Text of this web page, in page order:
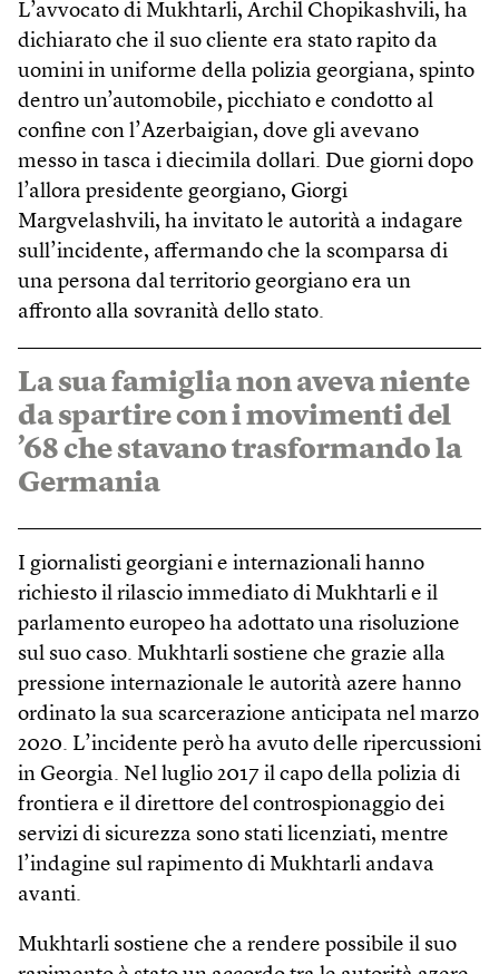
L’avvocato di Mukhtarli, Archil Chopikashvili, ha
dichiarato che il suo cliente era stato rapito da
uomini in uniforme della polizia georgiana, spinto
dentro un’automobile, picchiato e condotto al
confine con l’Azerbaigian, dove gli avevano
messo in tasca i diecimila dollari. Due giorni dopo
l’allora presidente georgiano, Giorgi
Margvelashvili, ha invitato le autorità a indagare
sull’incidente, affermando che la scomparsa di
una persona dal territorio georgiano era un
affronto alla sovranità dello stato.
La sua famiglia non aveva niente
da spartire con i movimenti del
’68 che stavano trasformando la
Germania
I giornalisti georgiani e internazionali hanno
richiesto il rilascio immediato di Mukhtarli e il
parlamento europeo ha adottato una risoluzione
sul suo caso. Mukhtarli sostiene che grazie alla
pressione internazionale le autorità azere hanno
ordinato la sua scarcerazione anticipata nel marzo
2020. L’incidente però ha avuto delle ripercussioni
in Georgia. Nel luglio 2017 il capo della polizia di
frontiera e il direttore del controspionaggio dei
servizi di sicurezza sono stati licenziati, mentre
l’indagine sul rapimento di Mukhtarli andava
avanti.
Mukhtarli sostiene che a rendere possibile il suo